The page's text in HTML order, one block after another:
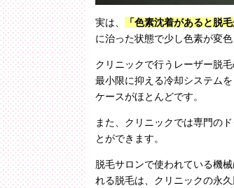
実は、 「色素沈着があると脱
に治った状態で少し色素が変
クリニックで行うレーザー脱
最小限に抑える冷却システム
ケースがほとんどです。
また、クリニックでは専門の
とができます。
脱毛サロンで使われている機
れる脱毛は、クリニックの永